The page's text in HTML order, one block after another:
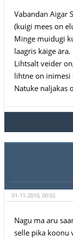
Vabandan Aigar
(kuigi mees on
Minge muidugi
laagris käige ära.
Lihtsalt veider
lihtne on inimesi
Natuke naljakas
01-11-2010, 00:02
Nagu ma aru
selle pika koonu